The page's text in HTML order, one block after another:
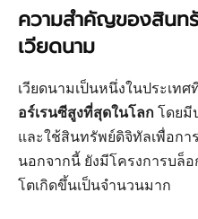
ความสำคัญของสินท
เวียดนาม
เวียดนามเป็นหนึ่งในประเทศ
อร์เรนซีสูงที่สุดในโลกโดยมี
และใช้สินทรัพย์ดิจิทัลเพื่อกา
นอกจากนี้ ยังมีโครงการบล็
โตเกิดขึ้นเป็นจำนวนมาก